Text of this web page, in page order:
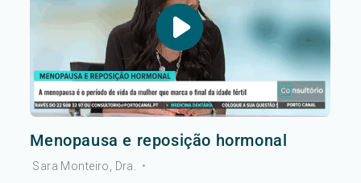
Menopausa e reposição hormonal
Sara Monteiro, Dra. •